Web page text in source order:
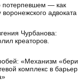
потерпевшем — как
адвоката
Чурбанова:
креаторов.
«Механизм «бери
комплекс в барьер